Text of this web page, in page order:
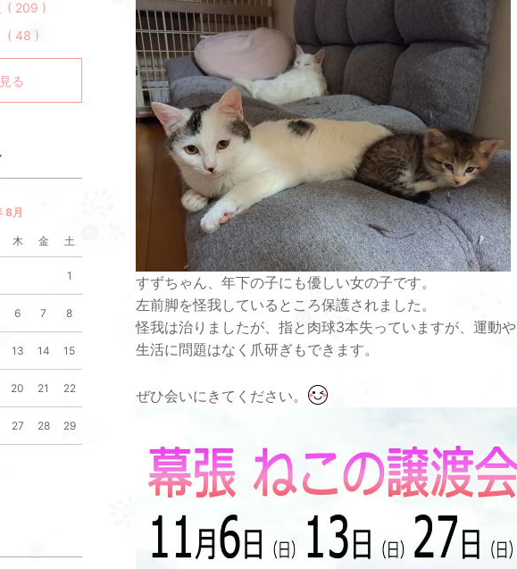
すずちゃん、年下の子にも優しい女の子です。
左前脚を怪我しているところ保護されました。
怪我は治りましたが、指と肉球3本失っていますが、運動や
生活に問題はなく爪研ぎもできます。
ぜひ会いにきてください。
( 209 )
( 48 )
る
8月
木 金 土
1
6 7 8
13 14 15
20 21 22
27 28 29